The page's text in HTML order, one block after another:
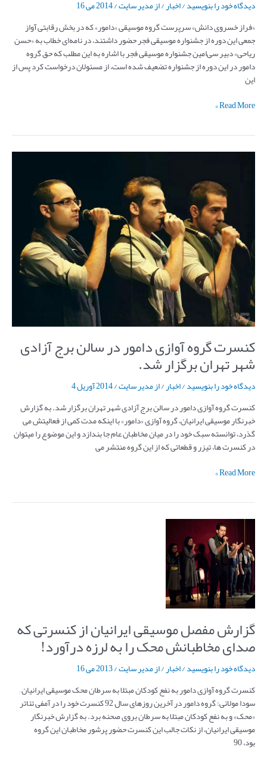
دیدگاه‌ خود را بنویسید/اخبار/ ازمدیر سایت/2014 می 16
«فراز خسروی دانش» سرپرست گروه موسیقی «دامور» که در بخش رقابتی آواز
جمعی این دوره از جشنواره موسیقی فجر حضور داشتند، در نامه‌ای خطاب به «حسن
ریاحی» دبیر سی‌امین جشنواره موسیقی فجر با اشاره به این مطلب که حق گروه
دامور در این دوره از جشنواره تضعیف شده است، از مسئولان درخواست کرد پس از
این
Read More »
کنسرت گروه آوازی دامور در سالن برج آزادی
شهر تهران برگزار شد.
دیدگاه‌ خود را بنویسید/اخبار/ ازمدیر سایت/2014 آوریل 4
کنسرت گروه آوازی دامور در سالن برج آزادی شهر تهران برگزار شد. به گزارش
خبرنگار موسیقی ایرانیان، گروه آوازی «دامور» با اینکه مدت کمی از فعالیتش می
گذرد، توانسته سبک خود را در میان مخاطبان عام جا بندازد و این موضوع را میتوان
در کنسرت ها، تیزر و قطعاتی که از این گروه منتشر می
برج
آزادی
تهران
برگزار
شد.
Read More »
گزارش مفصل موسیقی ایرانیان از کنسرتی که
صدای مخاطبانش محک را به لرزه درآورد!
دیدگاه‌ خود را بنویسید/اخبار/ ازمدیر سایت/2013 می 16
کنسرت گروه آوازی دامور به نفع کودکان مبتلا به سرطان محک موسیقی ایرانیان –
سودا مولائی: گروه دامور در آخرین روزهای سال 92 کنسرت خود را در آمفی تئاتر
«محک» و به نفع کودکان مبتلا به سرطان بروی صحنه برد. به گزارش خبرنگار
موسیقی ایرانیان، از نکات جالب این کنسرت حضور پرشور مخاطبان این گروه
بود، 90
موسیقی
ایرانیان
کنسرتی
مخاطبانش
محک
درآورد!